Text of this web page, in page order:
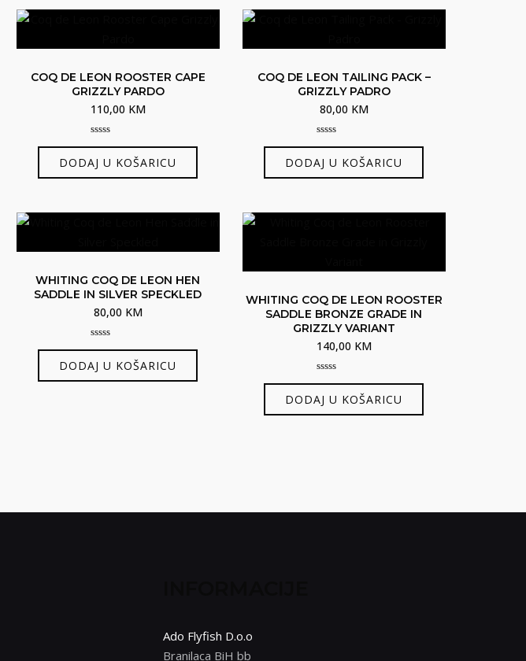
COQ DE LEON ROOSTER CAPE
GRIZZLY PARDO
110,00 KM
0
of
5
DODAJ U KOŠARICU
COQ DE LEON TAILING PACK –
GRIZZLY PADRO
80,00 KM
0
of
5
DODAJ U KOŠARICU
WHITING COQ DE LEON HEN
SADDLE IN SILVER SPECKLED
80,00 KM
0
of
5
DODAJ U KOŠARICU
WHITING COQ DE LEON ROOSTER
SADDLE BRONZE GRADE IN
GRIZZLY VARIANT
140,00 KM
0
of
5
DODAJ U KOŠARICU
Ado Flyfish D.o.o
Branilaca BiH bb